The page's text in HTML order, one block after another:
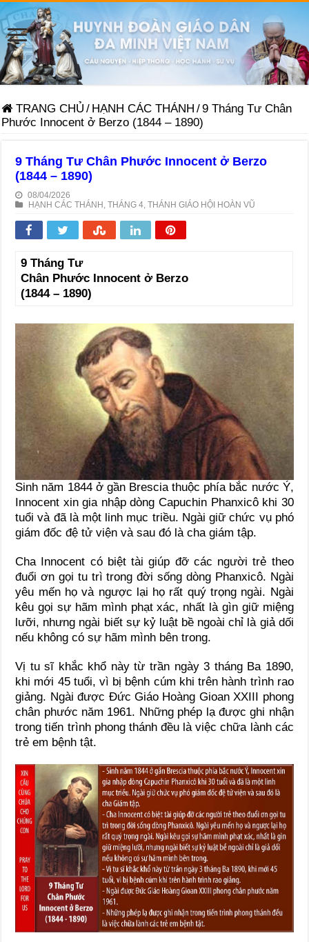
TRANG CHỦ / HẠNH CÁC THÁNH /9 Tháng Tư Chân
Phước Innocent ở Berzo (1844 – 1890)
9 Tháng Tư Chân Phước Innocent ở Berzo
(1844 – 1890)
08/04/2026
HẠNH CÁC THÁNH ,THÁNG 4 ,THÁNH GIÁO HỘI HOÀN VŨ
9 Tháng Tư
Chân Phước Innocent ở Berzo
(1844 – 1890)
Sinh năm 1844 ở gần Brescia thuộc phía bắc nước Ý,
Innocent xin gia nhập dòng Capuchin Phanxicô khi 30
tuổi và đã là một linh mục triều. Ngài giữ chức vụ phó
giám đốc đệ tử viện và sau đó là cha giám tập.
Cha Innocent có biệt tài giúp đỡ các người trẻ theo
đuổi ơn gọi tu trì trong đời sống dòng Phanxicô. Ngài
yêu mến họ và ngược lại họ rất quý trọng ngài. Ngài
kêu gọi sự hãm mình phạt xác, nhất là gìn giữ miệng
lưỡi, nhưng ngài biết sự kỷ luật bề ngoài chỉ là giả dối
nếu không có sự hãm mình bên trong.
Vị tu sĩ khắc khổ này từ trần ngày 3 tháng Ba 1890,
khi mới 45 tuổi, vì bị bệnh cúm khi trên hành trình rao
giảng. Ngài được Ðức Giáo Hoàng Gioan XXIII phong
chân phước năm 1961. Những phép lạ được ghi nhận
trong tiến trình phong thánh đều là việc chữa lành các
trẻ em bệnh tật.